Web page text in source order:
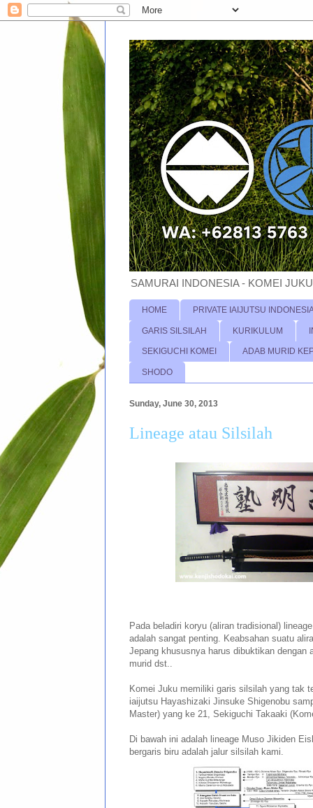
SAMURAI INDONESIA - KOMEI
HOME PRIVATE IAIJUTSU
GARIS SILSILAH KURIKULUM
SEKIGUCHI KOMEI ADAB MURID
SHODO
Sunday, June 30, 2013
Lineage atau Silsilah
Pada beladiri koryu (aliran tradisional)
adalah sangat penting. Keabsahan suatu
Jepang khususnya harus dibuktikan dengan
murid dst..
Komei Juku memiliki garis silsilah yang tak
iaijutsu Hayashizaki Jinsuke Shigenobu
Master) yang ke 21, Sekiguchi Takaaki
Di bawah ini adalah lineage Muso Jikiden
bergaris biru adalah jalur silsilah kami.